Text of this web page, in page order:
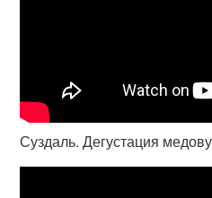
Суздаль. Дегустация